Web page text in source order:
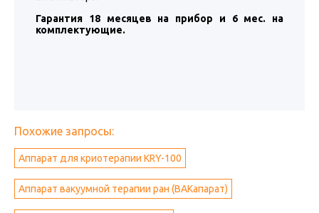
Гарантия 18 месяцев на прибор и 6 мес. на
комплектующие.
Похожие запросы:
Аппарат для криотерапии KRY-100
Аппарат вакуумной терапии ран (ВАКапарат)